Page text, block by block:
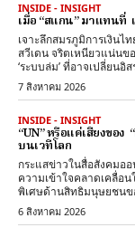
INSIDE - INSIGHT
เมื่อ “สแกน” มาแทนที่
เจาะลึกสมรภูมิการเงินไ
สวีเดน จริตเหนียวแน่นข
‘ระบบล่ม’ ที่อาจเปลี่ยน
7 สิงหาคม 2026
INSIDE - INSIGHT
“UN” หรือแค่เสียงขอ
บนเวทีโลก
กระแสข่าวในสื่อสังคมออ
ความเข้าใจคลาดเคลื่อ
พิเศษด้านสิทธิมนุษยชน
6 สิงหาคม 2026